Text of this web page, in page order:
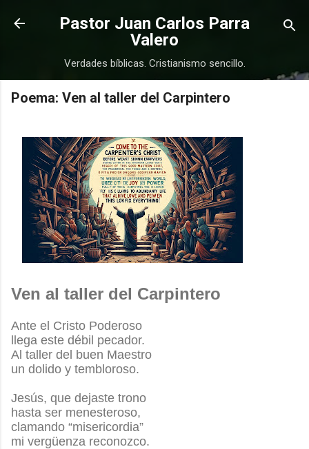
Ir al contenido principal
Pastor Juan Carlos Parra
Valero
Verdades bíblicas. Cristianismo sencillo.
Poema: Ven al taller del Carpintero
Ven al taller del Carpintero
Ante el Cristo Poderoso
llega este débil pecador.
Al taller del buen Maestro
un dolido y tembloroso.
Jesús, que dejaste trono
hasta ser menesteroso,
clamando “misericordia”
mi vergüenza reconozco.
COMPRAR COMPRAR